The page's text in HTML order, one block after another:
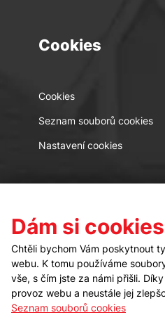
Cookies
Cookies
Seznam souborů cookies
Nastavení cookies
Kontakt
Dám si
Chtěli bychom Vám poskytnout
webu. K tomu používáme
vše, s čím jste za námi přišli.
provoz webu a neustále jej
Seznam souborů cookies